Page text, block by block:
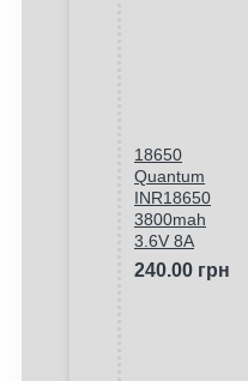
18650
Quantum
INR18650
3800mah
3.6V 8A
240.00 грн